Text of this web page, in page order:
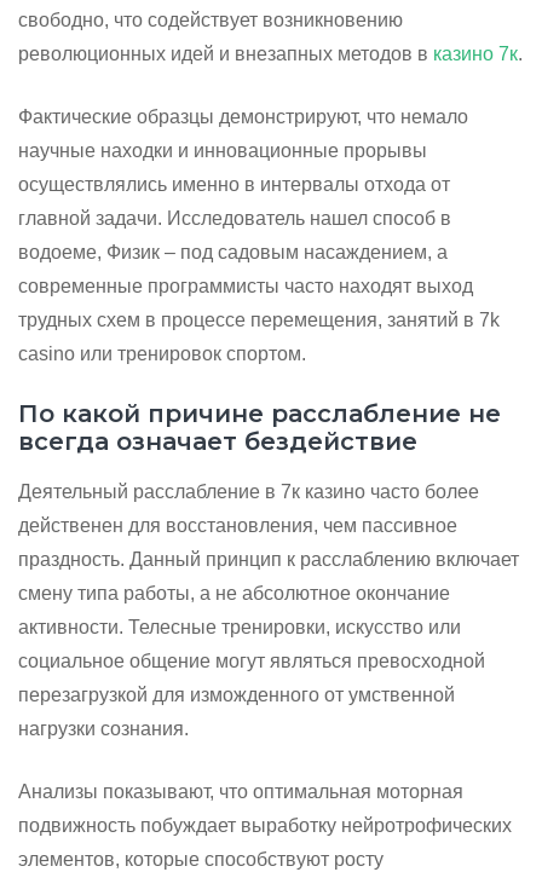
свободно, что содействует возникновению
революционных идей и внезапных методов в казино 7к.
Фактические образцы демонстрируют, что немало
научные находки и инновационные прорывы
осуществлялись именно в интервалы отхода от
главной задачи. Исследователь нашел способ в
водоеме, Физик – под садовым насаждением, а
современные программисты часто находят выход
трудных схем в процессе перемещения, занятий в 7k
casino или тренировок спортом.
По какой причине расслабление не
всегда означает бездействие
Деятельный расслабление в 7к казино часто более
действенен для восстановления, чем пассивное
праздность. Данный принцип к расслаблению включает
смену типа работы, а не абсолютное окончание
активности. Телесные тренировки, искусство или
социальное общение могут являться превосходной
перезагрузкой для изможденного от умственной
нагрузки сознания.
Анализы показывают, что оптимальная моторная
подвижность побуждает выработку нейротрофических
элементов, которые способствуют росту